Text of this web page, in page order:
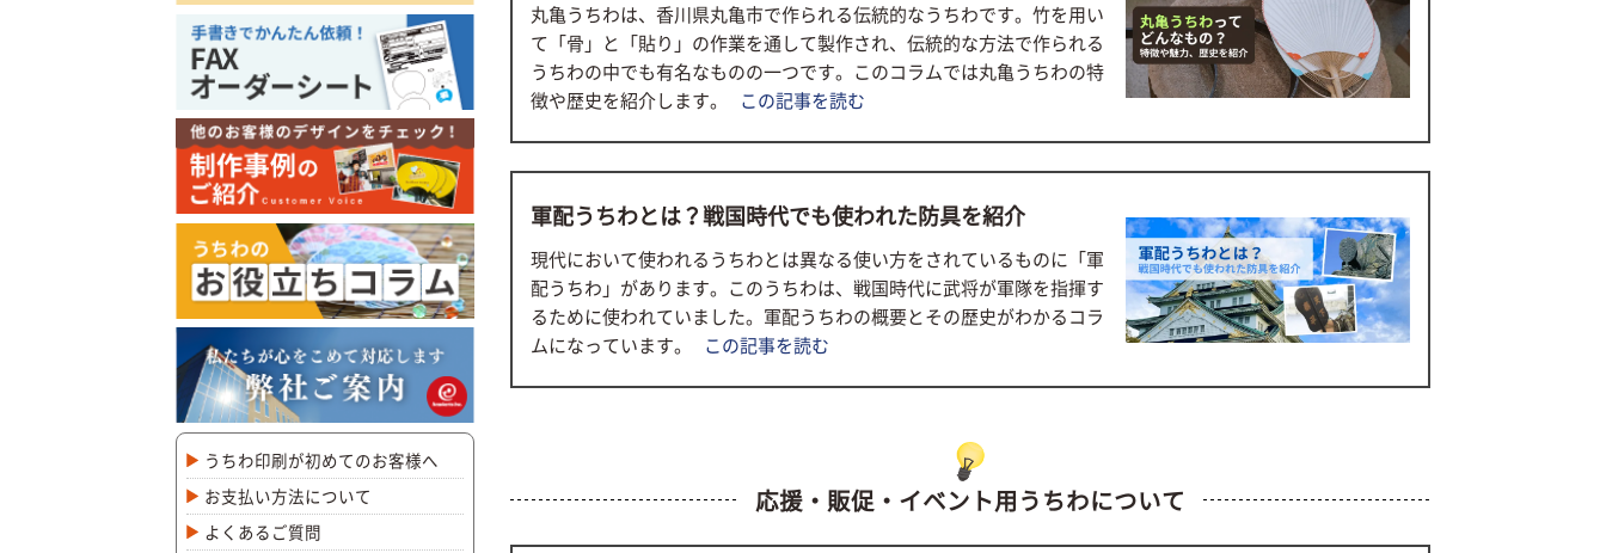
うちわ印刷が初めてのお客様へ
お支払い方法について
よくあるご質問
丸亀うちわは、香川県丸亀市で作られる伝統的なうちわです。竹を用い
て「骨」と「貼り」の作業を通して製作され、伝統的な方法で作られる
うちわの中でも有名なものの一つです。このコラムでは丸亀うちわの特
徴や歴史を紹介します。
この記事を読む
軍配うちわとは？戦国時代でも使われた防具を紹介
現代において使われるうちわとは異なる使い方をされているものに「軍
配うちわ」があります。このうちわは、戦国時代に武将が軍隊を指揮す
るために使われていました。軍配うちわの概要とその歴史がわかるコラ
ムになっています。
この記事を読む
応援・販促・イベント用うちわについて